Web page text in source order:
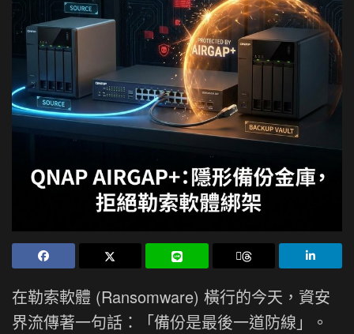
在勒索軟體 (Ransomware) 橫行的今天，資安
界流傳著一句話：「備份是最後一道防線」。